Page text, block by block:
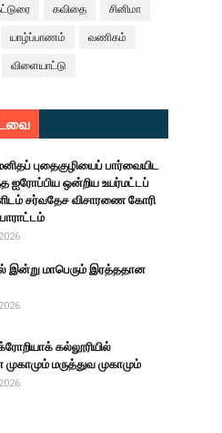
கவிதை சினிமா
யாழ்ப்பாணம் வணிகம்
விளையாட்டு
புதைகுழியைப் பார்வையிட
ஐரோப்பிய ஒன்றிய உயர்மட்டப்
சர்வதேச விசாரணை கோரி
இன்று மாபெரும் இரத்ததான
கல்லூரியில்
மருத்துவ முகாமும்